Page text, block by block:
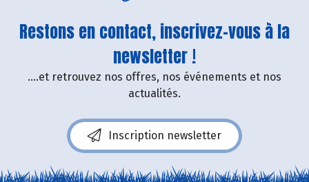
Restons en contact, inscrivez-vous à la
newsletter !
....et retrouvez nos offres, nos événements et nos
actualités.
Inscription newsletter